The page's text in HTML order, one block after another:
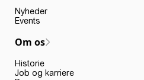
Nyheder
Events
Om os
Historie
Job og karriere